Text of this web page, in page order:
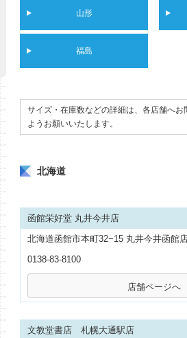
山形
福島
サイズ・在庫数などの詳細は、各店舗へ
ようお願いいたします。
北海道
函館栄好堂 丸井今井店
北海道函館市本町32−15 丸井今井函館
0138-83-8100
文教堂書店 札幌大通駅店